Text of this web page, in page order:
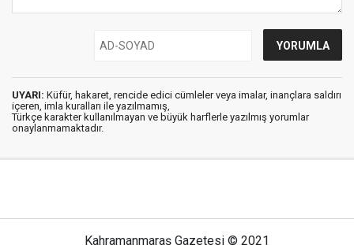
UYARI: Küfür, hakaret, rencide edici cümleler veya imalar, inançlara saldırı
içeren, imla kuralları ile yazılmamış,
Türkçe karakter kullanılmayan ve büyük harflerle yazılmış yorumlar
onaylanmamaktadır.
Kahramanmaraş Gazetesi © 2021